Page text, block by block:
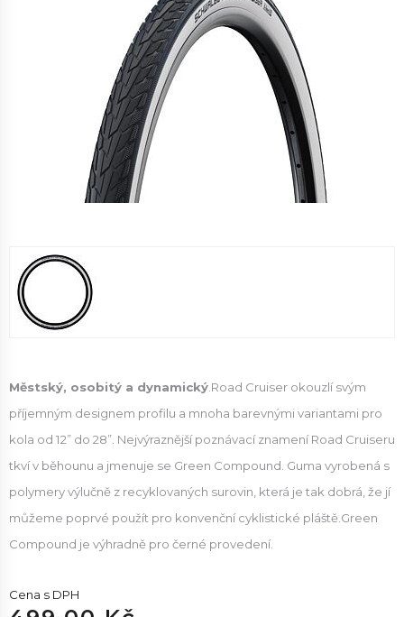
Městský, osobitý a dynamický .Road Cruiser okouzlí svým
příjemným designem profilu a mnoha barevnými variantami pro
kola od 12” do 28”. Nejvýraznější poznávací znamení Road Cruiseru
tkví v běhounu a jmenuje se Green Compound. Guma vyrobená s
polymery výlučně z recyklovaných surovin, která je tak dobrá, že jí
můžeme poprvé použít pro konvenční cyklistické pláště.Green
Compound je výhradně pro černé provedení.
Cena s DPH